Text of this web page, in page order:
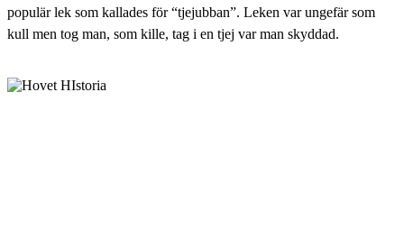
populär lek som kallades för “tjejubban”. Leken var ungefär som
kull men tog man, som kille, tag i en tjej var man skyddad.